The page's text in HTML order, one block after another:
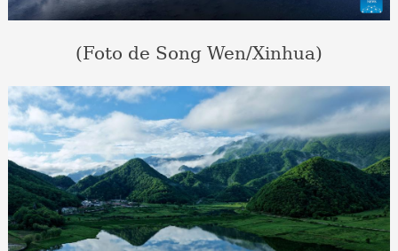
(Foto de Song Wen/Xinhua)